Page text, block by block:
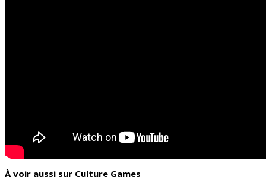
À voir aussi sur Culture Games